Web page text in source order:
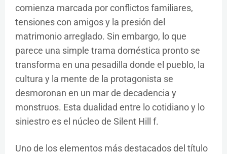
comienza marcada por conflictos familiares,
tensiones con amigos y la presión del
matrimonio arreglado. Sin embargo, lo que
parece una simple trama doméstica pronto se
transforma en una pesadilla donde el pueblo, la
cultura y la mente de la protagonista se
desmoronan en un mar de decadencia y
monstruos. Esta dualidad entre lo cotidiano y lo
siniestro es el núcleo de Silent Hill f.
Uno de los elementos más destacados del título